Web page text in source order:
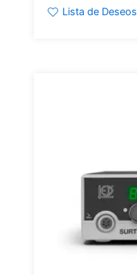
Lista de Deseos